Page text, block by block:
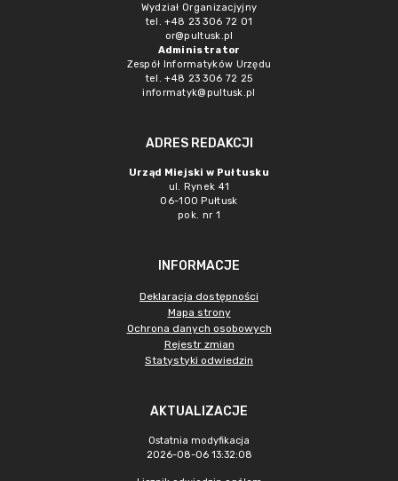
Wydział Organizacjyjny
tel. +48 23 306 72 01
or@pultusk.pl
Administrator
Zespół Informatyków Urzędu
tel. +48 23 306 72 25
informatyk@pultusk.pl
ADRES REDAKCJI
Urząd Miejski w Pułtusku
ul. Rynek 41
06-100 Pułtusk
pok. nr 1
INFORMACJE
Deklaracja dostępności
Mapa strony
Ochrona danych osobowych
Rejestr zmian
Statystyki odwiedzin
AKTUALIZACJE
Ostatnia modyfikacja
2026-08-06 13:32:08